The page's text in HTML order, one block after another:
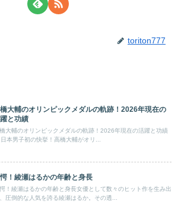
toriton777
大輔のオリンピックメダルの軌跡！2026年現在の
と功績
大輔のオリンピックメダルの軌跡！2026年現在の活躍と功績
本男子初の快挙！高橋大輔がオリ...
！綾瀬はるかの年齢と身長
！綾瀬はるかの年齢と身長女優として数々のヒット作を生み出
圧倒的な人気を誇る綾瀬はるか。その透...